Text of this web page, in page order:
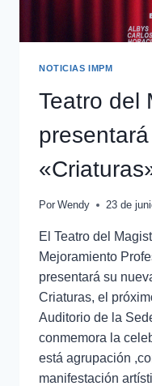
NOTICIAS IMPM
Teatro del
Por Wendy 23 de
El Teatro del
Mejoramiento
presentará su
Criaturas, el
Auditorio de la
conmemora la
está agrupación
manifestación